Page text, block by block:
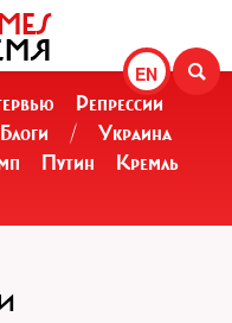
EN
Репрессии
Блоги /
Украина
Путин
Кремль